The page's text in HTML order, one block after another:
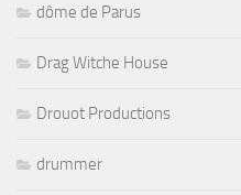
dôme de Parus
Drag Witche House
Drouot Productions
drummer